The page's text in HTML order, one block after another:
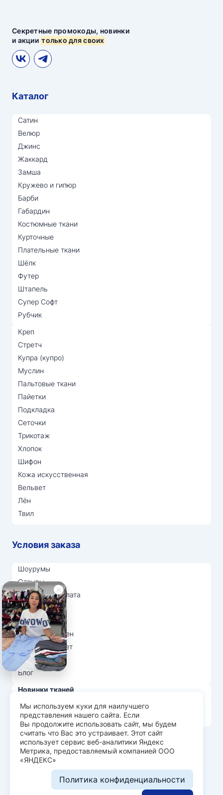
Секретные промокоды, новинки
и акциитолько для своих
Каталог
Сатин
Велюр
Джинс
Жаккард
Замша
Кружево и гипюр
Барби
Габардин
Костюмные ткани
Курточные
Плательные ткани
Шёлк
Футер
Штапель
Супер Софт
Рубчик
Креп
Стретч
Купра (купро)
Муслин
Пальтовые ткани
Пайетки
Подкладка
Сеточки
Трикотаж
Хлопок
Шифон
Кожа искусственная
Вельвет
Лён
Твил
Условия заказа
Шоурумы
Отзывы
Доставка и оплата
О нас
Вопрос-ответ
Возврат и обмен
Личный кабинет
Ткани оптом
Блог
Новинки тканей
Распродажа тканей
Лидеры продаж
© Арт Текс — продажа тканей оптом, 2026
Пользовательское соглашение
Политика конфиденциальности
Разработка сайта —
Мы используем куки для наилучшего
представления нашего сайта. Если
Вы продолжите использовать сайт, мы будем
считать что Вас это устраивает. Этот сайт
использует сервис веб-аналитики Яндекс
Метрика, предоставляемый компанией ООО
«ЯНДЕКС»
Политика конфиденциальности